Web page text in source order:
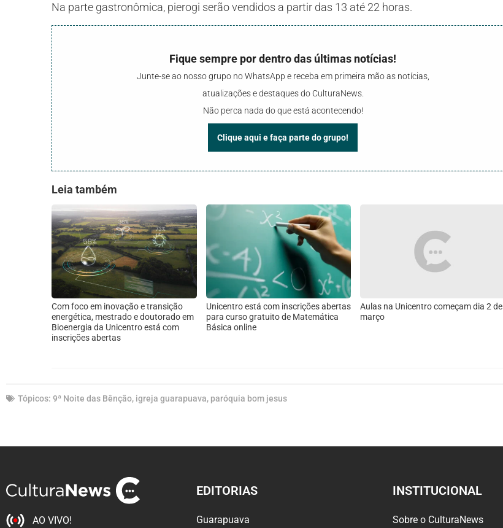
Na parte gastronômica, pierogi serão vendidos a partir das 13 até 22 horas.
Fique sempre por dentro das últimas notícias!
Junte-se ao nosso grupo no WhatsApp e receba em primeira mão as notícias,
atualizações e destaques do CulturaNews.
Não perca nada do que está acontecendo!
Clique aqui e faça parte do grupo!
Leia também
Com foco em inovação e transição
energética, mestrado e doutorado em
Bioenergia da Unicentro está com
inscrições abertas
Unicentro está com inscrições abertas
para curso gratuito de Matemática
Básica online
Aulas na Unicentro começam dia 2 de
março
Tópicos: 9ª Noite das Bênção, igreja guarapuava, paróquia bom jesus
AO VIVO!
EDITORIAS
Guarapuava
INSTITUCIONAL
Sobre o CulturaNews